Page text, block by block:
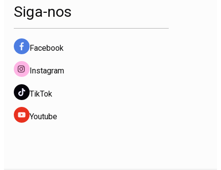
Siga-nos
Facebook
Instagram
TikTok
Youtube